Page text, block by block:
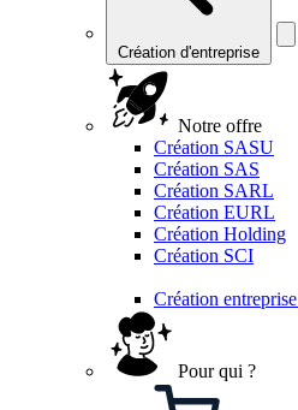
Création d'entreprise
Notre offre
Création SASU
Création SAS
Création SARL
Création EURL
Création Holding
Création SCI
Création entreprise
Pour qui ?